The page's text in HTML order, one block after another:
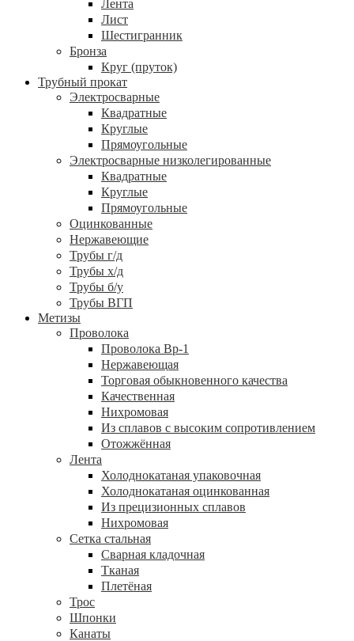
Лента
Лист
Шестигранник
Бронза
Круг (пруток)
Трубный прокат
Электросварные
Квадратные
Круглые
Прямоугольные
Электросварные низколегированные
Квадратные
Круглые
Прямоугольные
Оцинкованные
Нержавеющие
Трубы г/д
Трубы х/д
Трубы б/у
Трубы ВГП
Метизы
Проволока
Проволока Вр-1
Нержавеющая
Торговая обыкновенного качества
Качественная
Нихромовая
Из сплавов с высоким сопротивлением
Отожжённая
Лента
Холоднокатаная упаковочная
Холоднокатаная оцинкованная
Из прецизионных сплавов
Нихромовая
Сетка стальная
Сварная кладочная
Тканая
Плетёная
Трос
Шпонки
Канаты